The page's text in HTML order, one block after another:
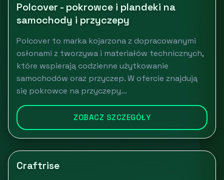
Polcover - pokrowce i plandeki na
samochody i przyczepy
Polcover to marka kojarzona z dopracowanymi
osłonami z tworzywa i materiałów technicznych,
które wspierają codzienne użytkowanie
samochodów oraz przyczep. W ofercie znajdują
się pokrowce na przyczepy...
ZOBACZ SZCZEGÓŁY
Craftrise